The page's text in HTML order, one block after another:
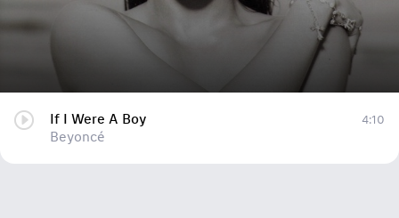
If I Were A Boy
Beyoncé
4:10